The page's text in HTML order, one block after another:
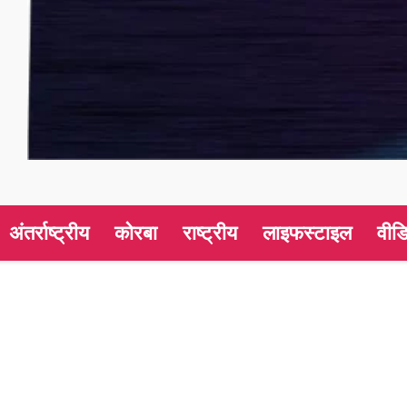
अंतर्राष्ट्रीय कोरबा राष्ट्रीय लाइफस्टाइल